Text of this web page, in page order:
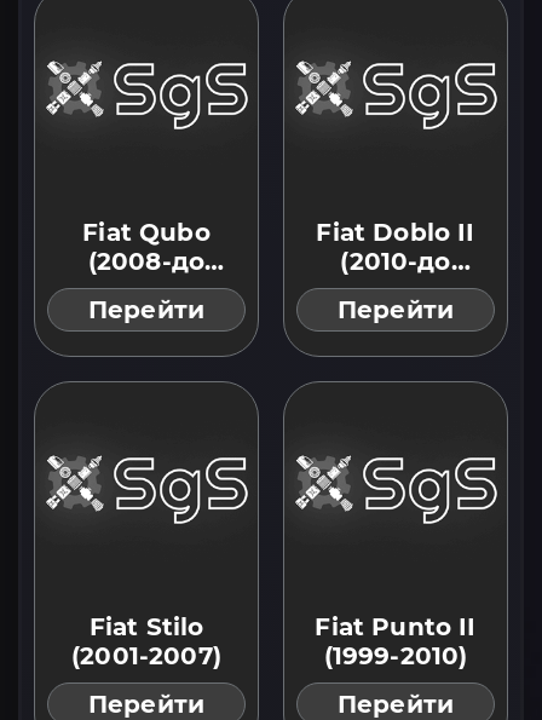
Fiat Qubo
(2008-до
тепер)
Перейти
Fiat Doblo II
(2010-до
тепер)
Перейти
Fiat Stilo
(2001-2007)
Перейти
Fiat Punto II
(1999-2010)
Перейти